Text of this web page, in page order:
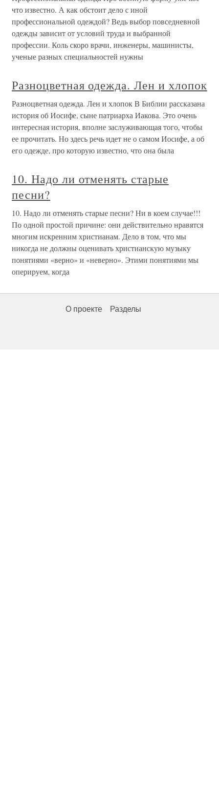
что известно. А как обстоит дело с иной
профессиональной одеждой? Ведь выбор повседневной
одежды зависит от условий труда и выбранной
профессии. Коль скоро врачи, инженеры, машинисты,
ученые разных специальностей нужны
Разноцветная одежда. Лен и хлопок
Разноцветная одежда. Лен и хлопок В Библии рассказана
история об Иосифе, сыне патриарха Иакова. Это очень
интересная история, вполне заслуживающая того, чтобы
ее прочитать. Но здесь речь идет не о самом Иосифе, а об
его одежде, про которую известно, что она была
10. Надо ли отменять старые
песни?
10. Надо ли отменять старые песни? Ни в коем случае!!!
По одной простой причине: они действительно нравятся
многим искренним христианам. Дело в том, что мы
никогда не должны оценивать христианскую музыку
понятиями «верно» и «неверно». Этими понятиями мы
оперируем, когда
О проекте Разделы